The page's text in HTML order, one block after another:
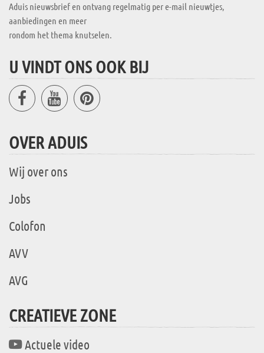
Aduis nieuwsbrief en ontvang regelmatig per e-mail nieuwtjes,
aanbiedingen en meer
rondom het thema knutselen.
U VINDT ONS OOK BIJ
OVER ADUIS
Wij over ons
Jobs
Colofon
AVV
AVG
CREATIEVE ZONE
Actuele video